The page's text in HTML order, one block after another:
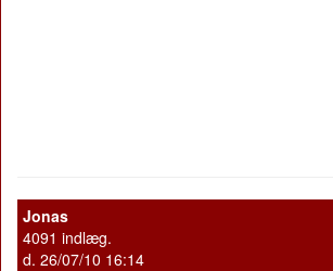
Jonas
4091 indlæg.
d. 26/07/10 16:14